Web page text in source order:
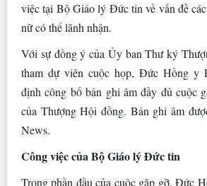
việc tại Bộ Giáo lý Đức tin về vấn đề
nữ có thể lãnh nhận.
Với sự đồng ý của Ủy ban Thư ký
tham dự viên cuộc họp, Đức Hồng y
định công bố bản ghi âm đầy đủ cuộc
của Thượng Hội đồng. Bản ghi âm
News.
Công việc của Bộ Giáo lý Đức tin
Trong phần đầu của cuộc gặp gỡ, Đức